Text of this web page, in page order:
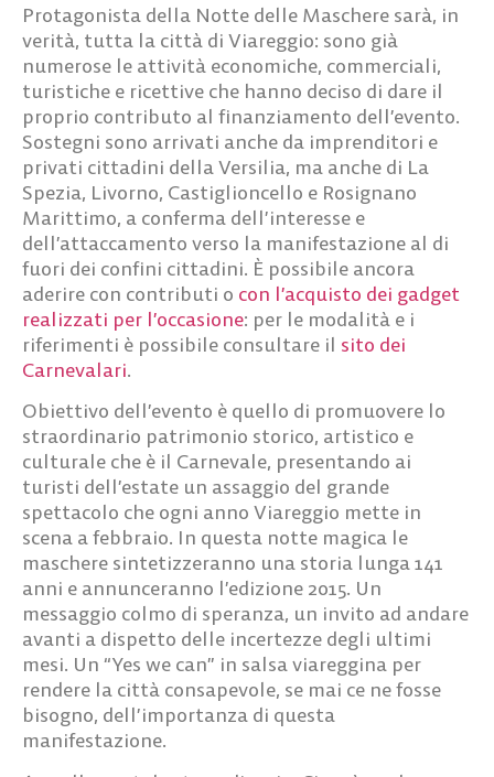
Protagonista della Notte delle Maschere sarà, in
verità, tutta la città di Viareggio: sono già
numerose le attività economiche, commerciali,
turistiche e ricettive che hanno deciso di dare il
proprio contributo al finanziamento dell’evento.
Sostegni sono arrivati anche da imprenditori e
privati cittadini della Versilia, ma anche di La
Spezia, Livorno, Castiglioncello e Rosignano
Marittimo, a conferma dell’interesse e
dell’attaccamento verso la manifestazione al di
fuori dei confini cittadini. È possibile ancora
aderire con contributi o con l’acquisto dei gadget
realizzati per l’occasione: per le modalità e i
riferimenti è possibile consultare il sito dei
Carnevalari.
Obiettivo dell’evento è quello di promuovere lo
straordinario patrimonio storico, artistico e
culturale che è il Carnevale, presentando ai
turisti dell’estate un assaggio del grande
spettacolo che ogni anno Viareggio mette in
scena a febbraio. In questa notte magica le
maschere sintetizzeranno una storia lunga 141
anni e annunceranno l’edizione 2015. Un
messaggio colmo di speranza, un invito ad andare
avanti a dispetto delle incertezze degli ultimi
mesi. Un “Yes we can” in salsa viareggina per
rendere la città consapevole, se mai ce ne fosse
bisogno, dell’importanza di questa
manifestazione.